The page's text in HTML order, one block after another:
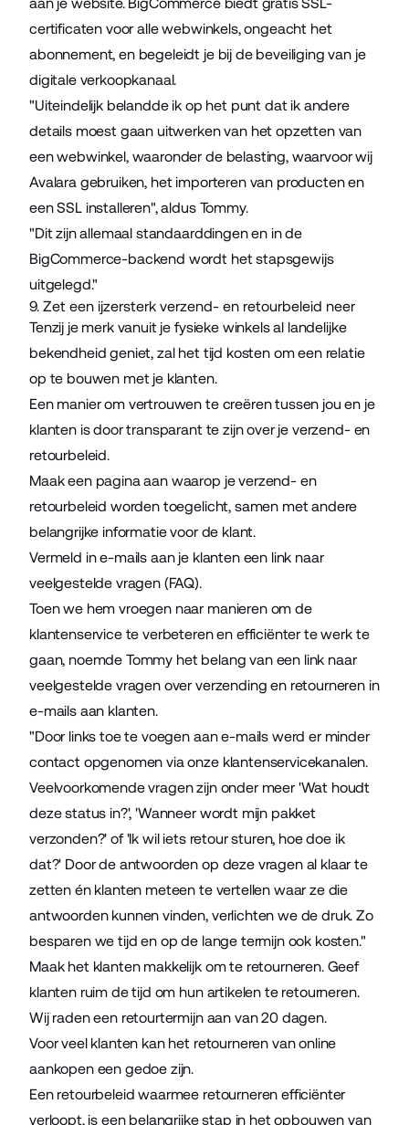
certificaten voor alle webwinkels, ongeacht het
abonnement, en begeleidt je bij de beveiliging van je
digitale verkoopkanaal.
"Uiteindelijk belandde ik op het punt dat ik andere
details moest gaan uitwerken van het opzetten van
een webwinkel, waaronder de belasting, waarvoor wij
Avalara gebruiken, het importeren van producten en
een SSL installeren", aldus Tommy.
"Dit zijn allemaal standaarddingen en in de
BigCommerce-backend wordt het stapsgewijs
uitgelegd."
9. Zet een ijzersterk verzend- en retourbeleid neer
Tenzij je merk vanuit je fysieke winkels al landelijke
bekendheid geniet, zal het tijd kosten om een relatie
op te bouwen met je klanten.
Een manier om vertrouwen te creëren tussen jou en je
klanten is door transparant te zijn over je verzend- en
retourbeleid.
Maak een pagina aan waarop je verzend- en
retourbeleid worden toegelicht, samen met andere
belangrijke informatie voor de klant.
Vermeld in e-mails aan je klanten een link naar
veelgestelde vragen (FAQ).
Toen we hem vroegen naar manieren om de
klantenservice te verbeteren en efficiënter te werk te
gaan, noemde Tommy het belang van een link naar
veelgestelde vragen over verzending en retourneren in
e-mails aan klanten.
"Door links toe te voegen aan e-mails werd er minder
contact opgenomen via onze klantenservicekanalen.
Veelvoorkomende vragen zijn onder meer 'Wat houdt
deze status in?', 'Wanneer wordt mijn pakket
verzonden?' of 'Ik wil iets retour sturen, hoe doe ik
dat?' Door de antwoorden op deze vragen al klaar te
zetten én klanten meteen te vertellen waar ze die
antwoorden kunnen vinden, verlichten we de druk. Zo
besparen we tijd en op de lange termijn ook kosten."
Maak het klanten makkelijk om te retourneren. Geef
klanten ruim de tijd om hun artikelen te retourneren.
Wij raden een retourtermijn aan van 20 dagen.
Voor veel klanten kan het retourneren van online
aankopen een gedoe zijn.
Een retourbeleid waarmee retourneren efficiënter
verloopt, is een belangrijke stap in het opbouwen van